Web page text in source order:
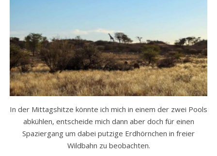
In der Mittagshitze könnte ich mich in einem der zwei Pools
abkühlen, entscheide mich dann aber doch für einen
Spaziergang um dabei putzige Erdhörnchen in freier
Wildbahn zu beobachten.